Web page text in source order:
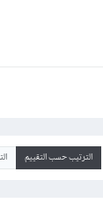
الترتيب حسب التقييم